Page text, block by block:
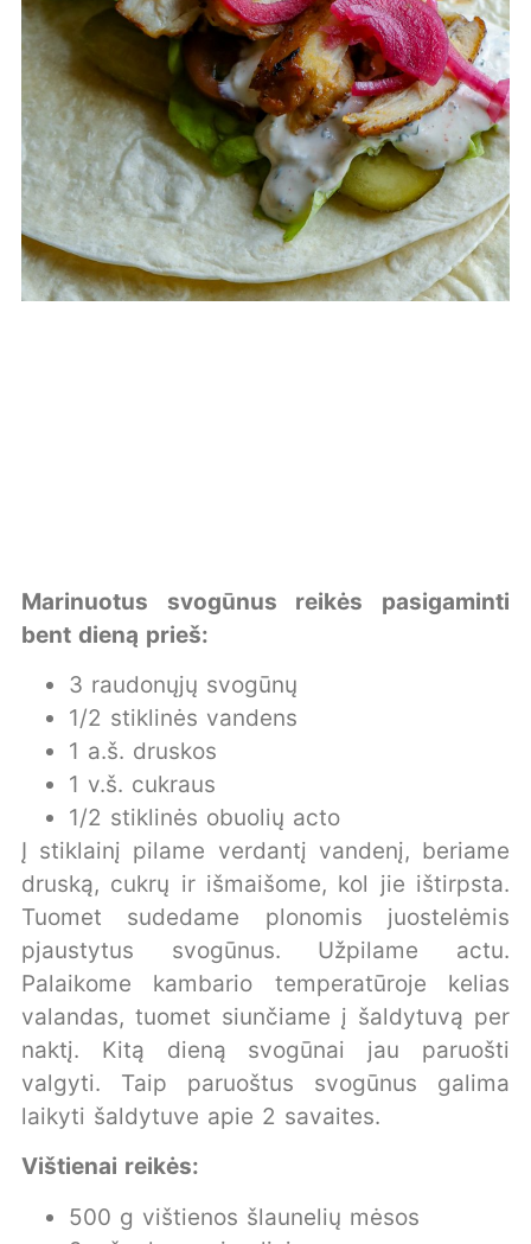
Marinuotus svogūnus reikės pasigaminti
bent dieną prieš:
3 raudonųjų svogūnų
1/2 stiklinės vandens
1 a.š. druskos
1 v.š. cukraus
1/2 stiklinės obuolių acto
Į stiklainį pilame verdantį vandenį, beriame
druską, cukrų ir išmaišome, kol jie ištirpsta.
Tuomet sudedame plonomis juostelėmis
pjaustytus svogūnus. Užpilame actu.
Palaikome kambario temperatūroje kelias
valandas, tuomet siunčiame į šaldytuvą per
naktį. Kitą dieną svogūnai jau paruošti
valgyti. Taip paruoštus svogūnus galima
laikyti šaldytuve apie 2 savaites.
Vištienai reikės:
500 g vištienos šlaunelių mėsos